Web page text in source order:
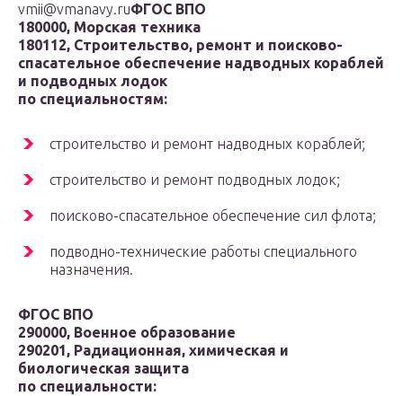
vmii@vmanavy.ruФГОС ВПО
180000, Морская техника
180112, Строительство, ремонт и поисково-
спасательное обеспечение надводных кораблей
и подводных лодок
по специальностям:
строительство и ремонт надводных кораблей;
строительство и ремонт подводных лодок;
поисково-спасательное обеспечение сил флота;
подводно-технические работы специального
назначения.
ФГОС ВПО
290000, Военное образование
290201, Радиационная, химическая и
биологическая защита
по специальности: